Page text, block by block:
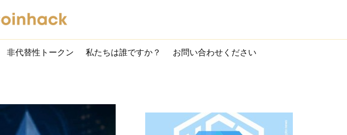
非代替性トークン 私たちは誰ですか？ お問い合わせください